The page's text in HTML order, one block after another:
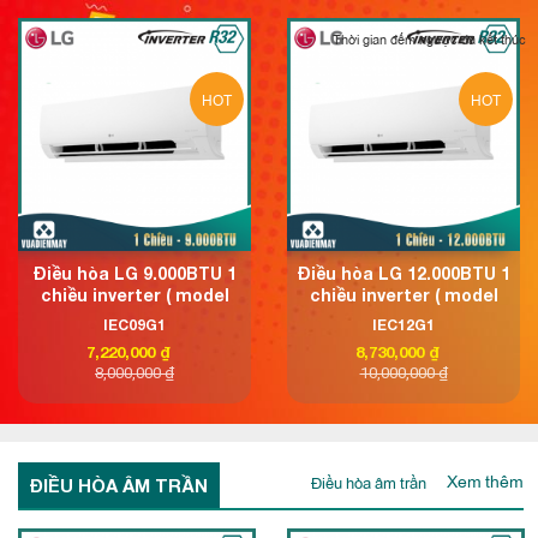
Thời gian đếm ngược đã kết thúc
HOT
Điều hòa LG 9.000BTU 1
chiều inverter ( model
2025)
IEC09G1
7,220,000 ₫
8,000,000 ₫
HOT
Điều hòa LG 12.000BTU 1
chiều inverter ( model
2025)
IEC12G1
8,730,000 ₫
10,000,000 ₫
ĐIỀU HÒA ÂM TRẦN Điều hòa âm trần Xem thêm